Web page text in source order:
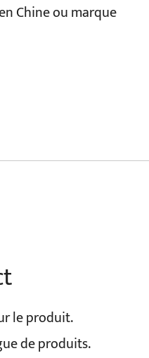
Chine ou marque
le produit.
de produits.